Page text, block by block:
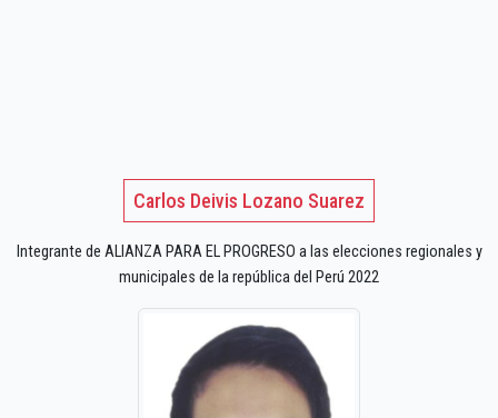
Carlos Deivis Lozano Suarez
Integrante de ALIANZA PARA EL PROGRESO a las elecciones regionales y
municipales de la república del Perú 2022